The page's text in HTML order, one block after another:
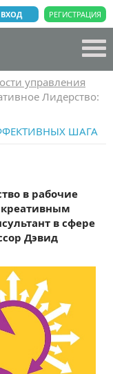
РЕГИСТРАЦИЯ
ВХОД
управления
Лидерство:
ШАГА
в рабочие
креативным
в сфере
Дэвид